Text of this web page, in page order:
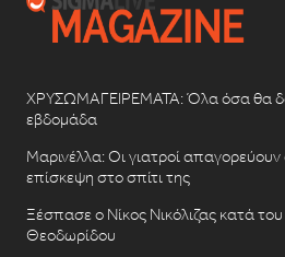
ΧΡΥΣΩΜΑΓΕΙΡΕΜΑΤΑ: Όλα όσα θα
εβδομάδα
Μαρινέλλα: Οι γιατροί
επίσκεψη στο σπίτι της
Ξέσπασε ο Νίκος Νικόλιζας κατά
Θεοδωρίδου